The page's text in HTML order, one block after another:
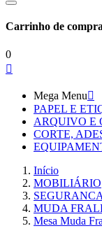
Carrinho de
0

Mega Menu
PAPEL E
ARQUIVO E
CORTE,
Início
MOBILIÁRIO
MUDA
Mesa Muda